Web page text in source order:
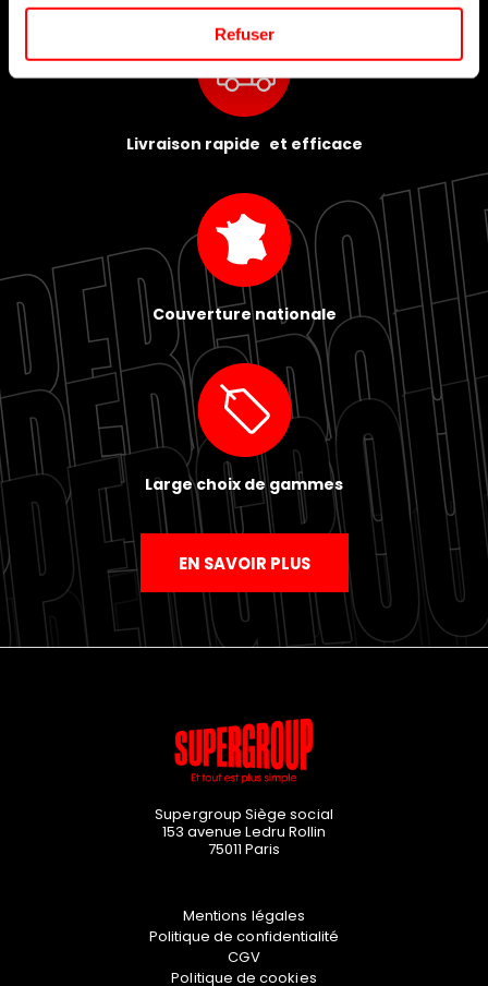
Refuser
Livraison rapide et efficace
Couverture nationale
Large choix de gammes
EN SAVOIR PLUS
Supergroup Siège social
153 avenue Ledru Rollin
75011 Paris
Mentions légales
Politique de confidentialité
CGV
Politique de cookies